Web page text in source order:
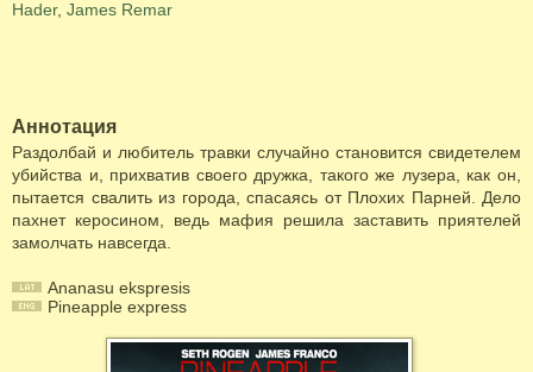
Hader, James Remar
Аннотация
Раздолбай и любитель травки случайно становится свидетелем
убийства и, прихватив своего дружка, такого же лузера, как он,
пытается свалить из города, спасаясь от Плохих Парней. Дело
пахнет керосином, ведь мафия решила заставить приятелей
замолчать навсегда.
Ananasu ekspresis
Pineapple express